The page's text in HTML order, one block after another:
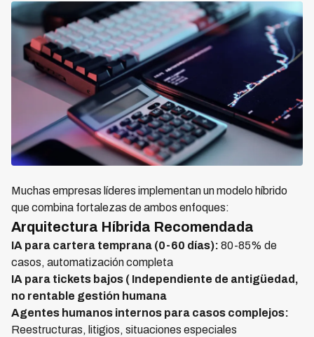
Muchas empresas líderes implementan un modelo híbrido
que combina fortalezas de ambos enfoques:
Arquitectura Híbrida Recomendada
IA para cartera temprana (0-60 días): 80-85% de
casos, automatización completa
IA para tickets bajos ( Independiente de antigüedad,
no rentable gestión humana
Agentes humanos internos para casos complejos:
Reestructuras, litigios, situaciones especiales